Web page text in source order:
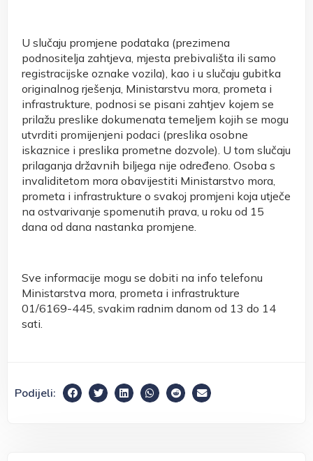
U slučaju promjene podataka (prezimena
podnositelja zahtjeva, mjesta prebivališta ili samo
registracijske oznake vozila), kao i u slučaju gubitka
originalnog rješenja, Ministarstvu mora, prometa i
infrastrukture, podnosi se pisani zahtjev kojem se
prilažu preslike dokumenata temeljem kojih se mogu
utvrditi promijenjeni podaci (preslika osobne
iskaznice i preslika prometne dozvole). U tom slučaju
prilaganja državnih biljega nije određeno. Osoba s
invaliditetom mora obavijestiti Ministarstvo mora,
prometa i infrastrukture o svakoj promjeni koja utječe
na ostvarivanje spomenutih prava, u roku od 15
dana od dana nastanka promjene.
Sve informacije mogu se dobiti na info telefonu
Ministarstva mora, prometa i infrastrukture
01/6169-445, svakim radnim danom od 13 do 14
sati.
Podijeli: